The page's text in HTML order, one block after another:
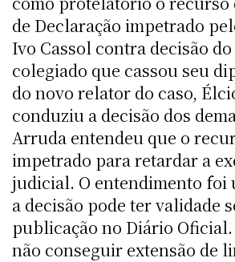
de Declaração impetrado
Ivo Cassol contra decisão
colegiado que cassou seu
do novo relator do caso,
conduziu a decisão dos
Arruda entendeu que o
impetrado para retardar a
judicial. O entendimento foi
a decisão pode ter validade
publicação no Diário Oficial.
não conseguir extensão de